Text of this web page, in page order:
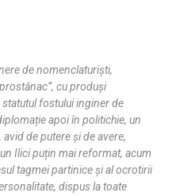
de nomenclaturiști,
cu produși
statutul fostului inginer de
ție apoi în politichie, un
avid de putereși de avere,
Ilici puțin mai reformat, acum
tagmei partiniceși al ocrotirii
dispus la toate